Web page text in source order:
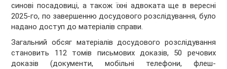
синові посадовиці, а також їхні адвоката ще в вересні
2025-го, по завершенню досудового розслідування, було
надано доступ до матеріалів справи.
Загальний обсяг матеріалів досудового розслідування
становить 112 томів письмових доказів, 50 речових
доказів (документи, мобільні телефони, флеш-